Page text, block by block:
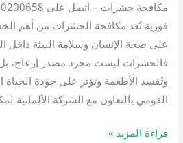
فورية تُعد مكافحة الحشرات من أهم
على صحة الإنسان وسلامة البيئة داخل
فالحشرات ليست مجرد مصدر إزعاج،
وتُفسد الأطعمة وتؤثر على جودة الحياة
القومي بالتعاون مع الشركة الألمانية
فورية
قراءة المزيد »